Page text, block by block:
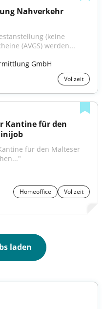
Nahverkehr
(keine
(AVGS) werden...
GmbH
Vollzeit
Kantine für den
für den Malteser
Homeoffice
Vollzeit
laden